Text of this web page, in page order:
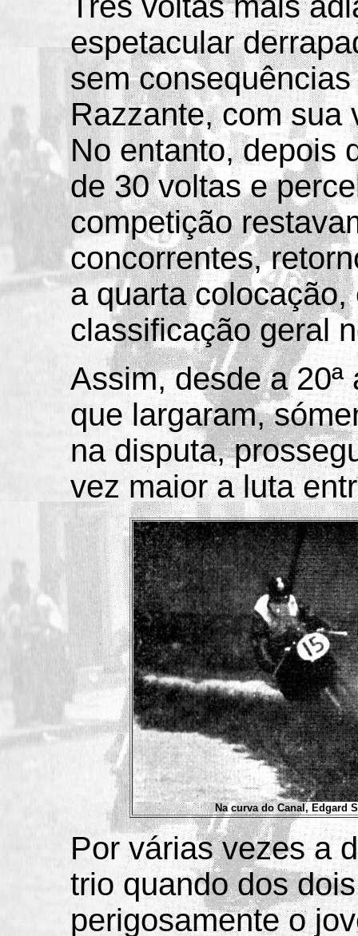
espetacular
sem
Razzante, com sua
No entanto, depois
de 30 voltas e
competição
concorrentes,
a quarta
classificação geral
Assim, desde a 20ª
que largaram,
na disputa,
vez maior a luta
Na curva do Canal, Edgard
Por várias vezes a
trio quando dos
perigosamente o